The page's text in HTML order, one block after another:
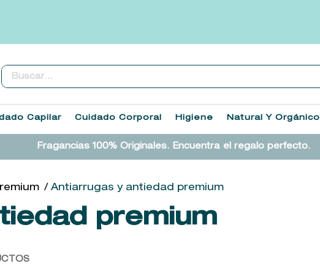
Buscar...
Capilar Cuidado Corporal Higiene Natural Y Orgánico
Fragancias 100% Originales. Encuentra el regalo perfecto.
Antiarrugas y antiedad premium
premium
1.
heathcote
2 .
sol ipanema
3.
cleanance
4.
giftset
5
woods of windsor
6.
ysl